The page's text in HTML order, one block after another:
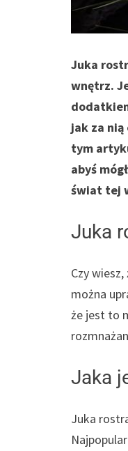
Juka
wnętrz.
jak za
tym
abyś
świat tej
Juka
Czy
można
że jest to
Jaka
Juka